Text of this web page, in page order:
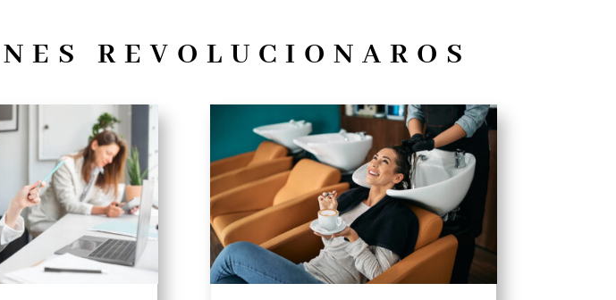
REVOLUCIONAROS